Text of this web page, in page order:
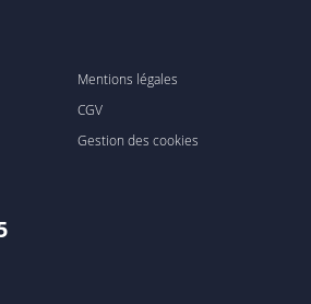
Mentions légales
CGV
Gestion des cookies